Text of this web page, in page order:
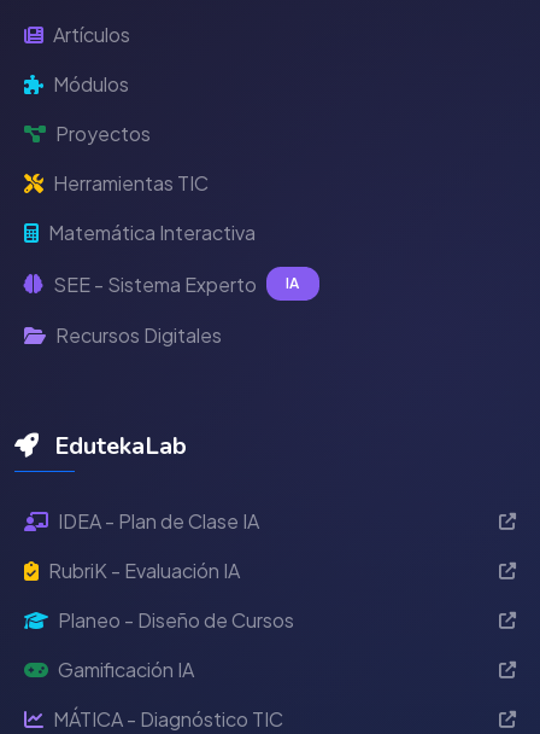
Artículos
Módulos
Proyectos
Herramientas TIC
Matemática Interactiva
SEE - Sistema Experto IA
Recursos Digitales
EdutekaLab
IDEA - Plan de Clase IA
RubriK - Evaluación IA
Planeo - Diseño de Cursos
Gamificación IA
MÁTICA - Diagnóstico TIC